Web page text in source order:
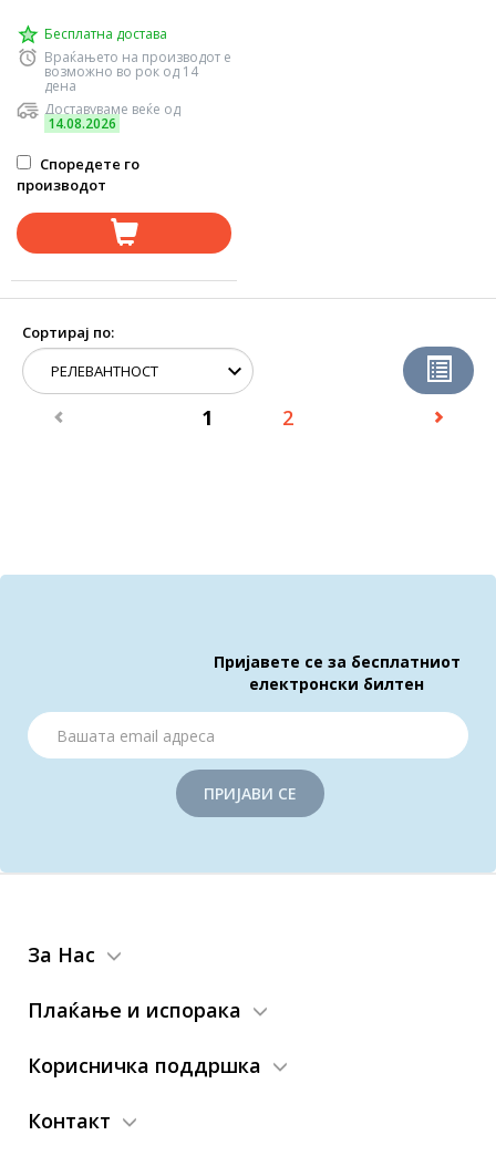
Бесплатна достава
Враќањето на производот е
возможно во рок од 14
дена
Доставуваме веќе од
14.08.2026
Споредете го
производот
Сортирај по:
1 2
Пријавете се за бесплатниот
електронски билтен
ПРИЈАВИ СЕ
За Нас
Плаќање и испорака
Корисничка поддршка
Контакт